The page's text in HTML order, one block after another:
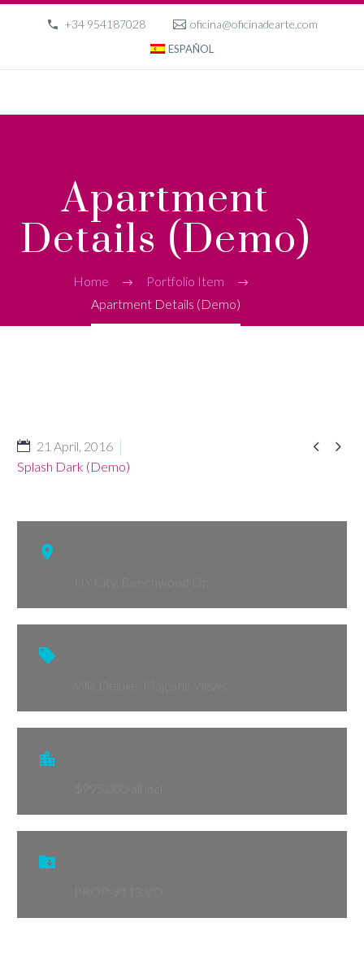
+34 954187028 oficina@oficinadearte.com
ESPAÑOL
Apartment
Details (Demo)
Home
Portfolio Item
Apartment Details (Demo)
 
21 April, 2016
Splash Dark (Demo)



